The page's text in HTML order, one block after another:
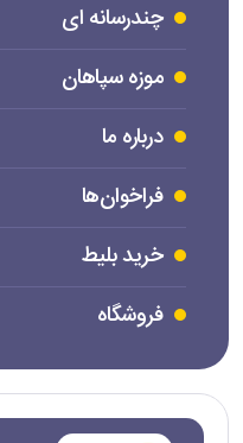
چندرسانه ای
موزه سپاهان
درباره ما
فراخوان‌ها
خرید بلیط
فروشگاه